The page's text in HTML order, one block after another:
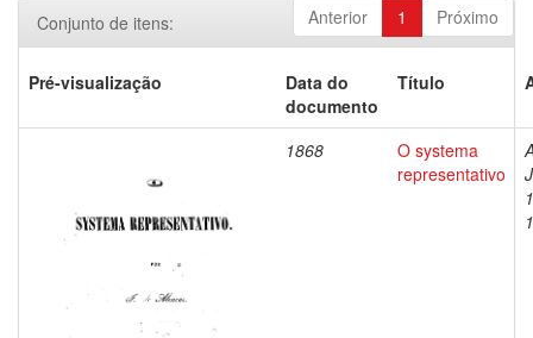
Anterior 1 Próximo
Conjunto de itens:
Pré-visualização
Data do
documento
Título
1868
O systema
representativo